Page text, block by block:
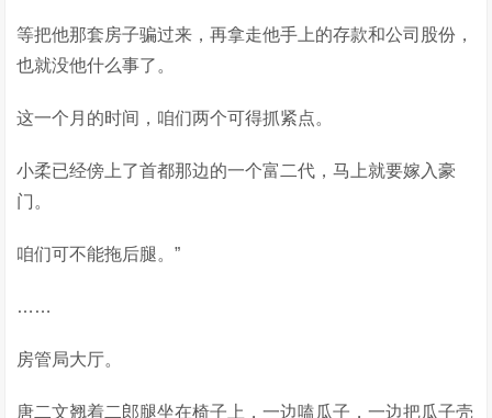
等把他那套房子骗过来，再拿走他手上的存款和公司股份，
也就没他什么事了。
这一个月的时间，咱们两个可得抓紧点。
小柔已经傍上了首都那边的一个富二代，马上就要嫁入豪
门。
咱们可不能拖后腿。”
……
房管局大厅。
唐二文翘着二郎腿坐在椅子上，一边嗑瓜子，一边把瓜子壳